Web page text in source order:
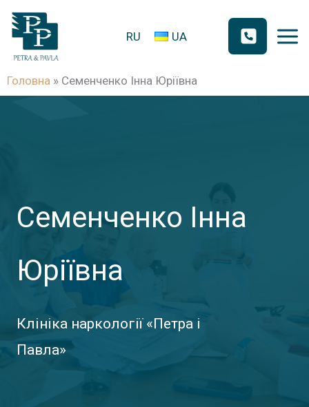
й
RU UA
Головна » Семенченко Інна Юріївна
Семенченко Інна
Юріївна
Клініка наркології «Петра і
Павла»